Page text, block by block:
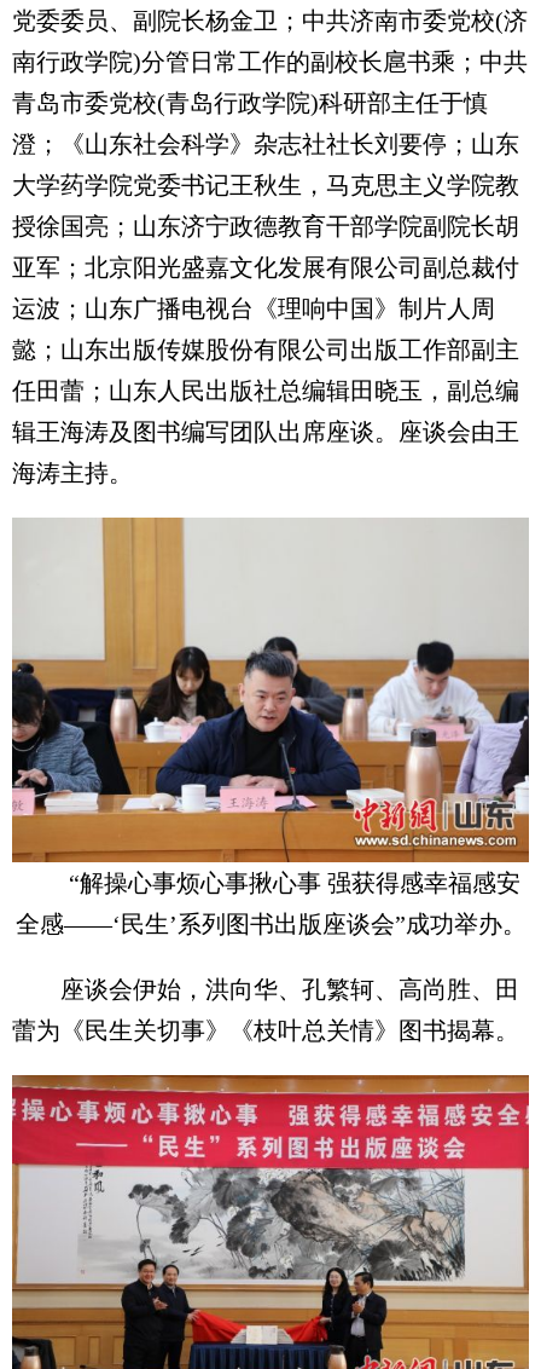
党委委员、副院长杨金卫；中共济南市委党校(济
南行政学院)分管日常工作的副校长扈书乘；中共
青岛市委党校(青岛行政学院)科研部主任于慎
澄；《山东社会科学》杂志社社长刘要停；山东
大学药学院党委书记王秋生，马克思主义学院教
授徐国亮；山东济宁政德教育干部学院副院长胡
亚军；北京阳光盛嘉文化发展有限公司副总裁付
运波；山东广播电视台《理响中国》制片人周
懿；山东出版传媒股份有限公司出版工作部副主
任田蕾；山东人民出版社总编辑田晓玉，副总编
辑王海涛及图书编写团队出席座谈。座谈会由王
海涛主持。
“解操心事烦心事揪心事 强获得感幸福感安
全感——‘民生’系列图书出版座谈会”成功举办。
座谈会伊始，洪向华、孔繁轲、高尚胜、田
蕾为《民生关切事》《枝叶总关情》图书揭幕。